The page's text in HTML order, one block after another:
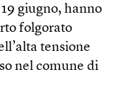
giugno, hanno
folgorato
tensione
nel comune di